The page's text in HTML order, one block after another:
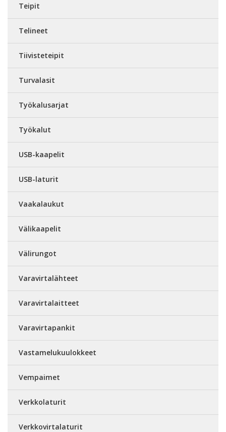
Teipit
Telineet
Tiivisteteipit
Turvalasit
Työkalusarjat
Työkalut
USB-kaapelit
USB-laturit
Vaakalaukut
Välikaapelit
Välirungot
Varavirtalähteet
Varavirtalaitteet
Varavirtapankit
Vastamelukuulokkeet
Vempaimet
Verkkolaturit
Verkkovirtalaturit